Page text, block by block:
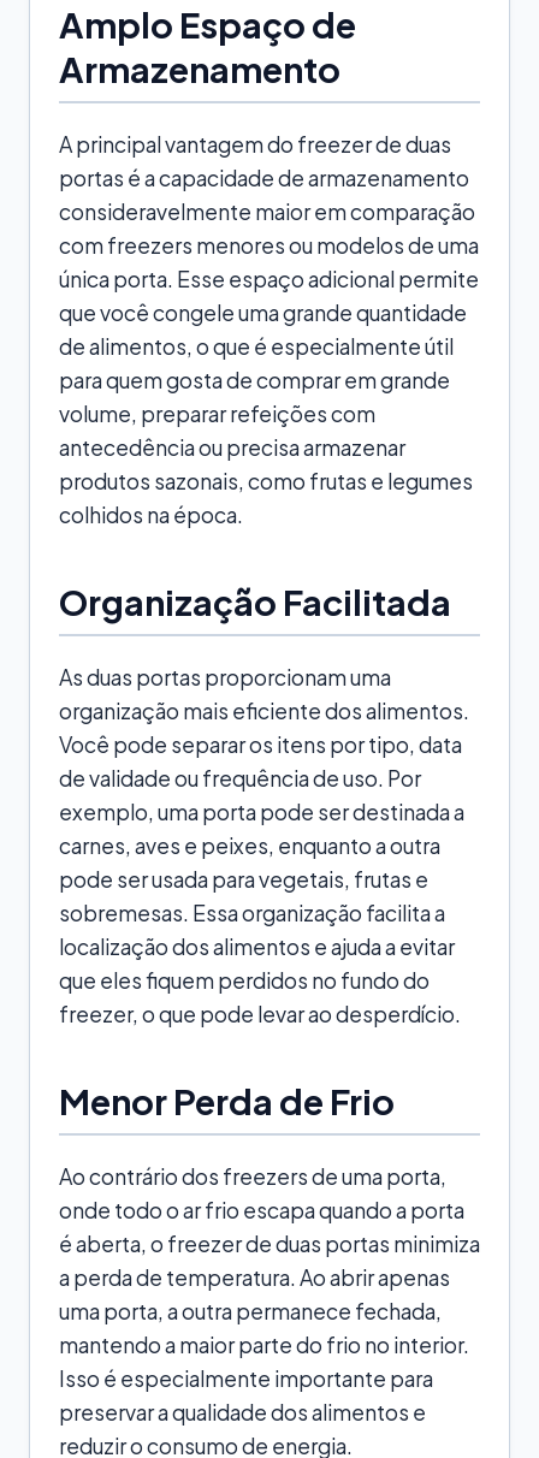
Amplo Espaço de
Armazenamento
A principal vantagem do freezer de duas
portas é a capacidade de armazenamento
consideravelmente maior em comparação
com freezers menores ou modelos de uma
única porta. Esse espaço adicional permite
que você congele uma grande quantidade
de alimentos, o que é especialmente útil
para quem gosta de comprar em grande
volume, preparar refeições com
antecedência ou precisa armazenar
produtos sazonais, como frutas e legumes
colhidos na época.
Organização Facilitada
As duas portas proporcionam uma
organização mais eficiente dos alimentos.
Você pode separar os itens por tipo, data
de validade ou frequência de uso. Por
exemplo, uma porta pode ser destinada a
carnes, aves e peixes, enquanto a outra
pode ser usada para vegetais, frutas e
sobremesas. Essa organização facilita a
localização dos alimentos e ajuda a evitar
que eles fiquem perdidos no fundo do
freezer, o que pode levar ao desperdício.
Menor Perda de Frio
Ao contrário dos freezers de uma porta,
onde todo o ar frio escapa quando a porta
é aberta, o freezer de duas portas minimiza
a perda de temperatura. Ao abrir apenas
uma porta, a outra permanece fechada,
mantendo a maior parte do frio no interior.
Isso é especialmente importante para
preservar a qualidade dos alimentos e
reduzir o consumo de energia.